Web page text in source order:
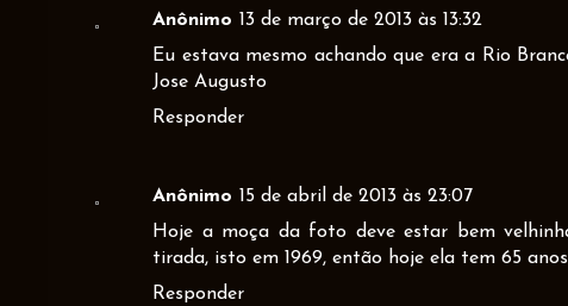
Anônimo 13 de março de 2013 às 13:32
Eu estava mesmo achando que era a Rio
Jose Augusto
Responder
Anônimo 15 de abril de 2013 às 23:07
Hoje a moça da foto deve estar bem
tirada, isto em 1969, então hoje ela tem 65
Responder